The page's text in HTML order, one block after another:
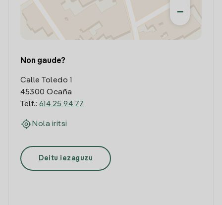
−
Non gaude?
Calle Toledo 1
45300 Ocaña
Telf.: 614 25 94 77
Nola iritsi
Deitu iezaguzu